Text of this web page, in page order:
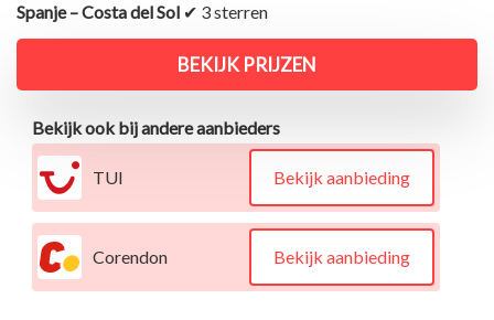
Spanje – Costa del Sol ✔ 3 sterren
BEKIJK PRIJZEN
Bekijk ook bij andere aanbieders
TUI Bekijk aanbieding
Corendon Bekijk aanbieding